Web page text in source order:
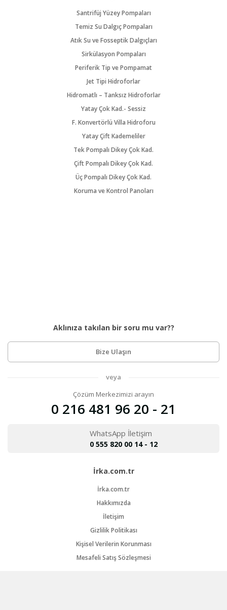
Santrifüj Yüzey Pompaları
Temiz Su Dalgıç Pompaları
Atık Su ve Fosseptik Dalgıçları
Sirkülasyon Pompaları
Periferik Tip ve Pompamat
Jet Tipi Hidroforlar
Hidromatlı – Tanksız Hidroforlar
Yatay Çok Kad.- Sessiz
F. Konvertörlü Villa Hidroforu
Yatay Çift Kademeliler
Tek Pompalı Dikey Çok Kad.
Çift Pompalı Dikey Çok Kad.
Üç Pompalı Dikey Çok Kad.
Koruma ve Kontrol Panoları
Aklınıza takılan bir soru mu var??
Bize Ulaşın
veya
Çözüm Merkezimizi arayın
0 216 481 96 20 - 21
WhatsApp İletişim
0 555 820 00 14 - 12
İrka.com.tr
İrka.com.tr
Hakkımızda
İletişim
Gizlilik Politikası
Kişisel Verilerin Korunması
Mesafeli Satış Sözleşmesi